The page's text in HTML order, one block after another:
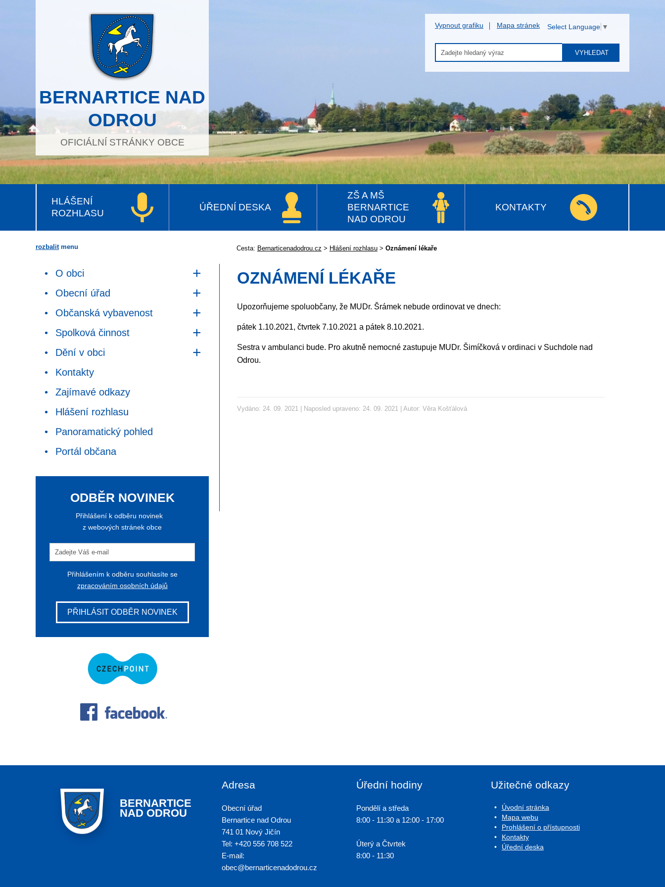
BERNARTICE NAD
ODROU
OFICIÁLNÍ STRÁNKY OBCE
Vypnout grafiku Mapa stránek Select Language ▼
VYHLEDAT
HLÁŠENÍ
ROZHLASU
ÚŘEDNÍ DESKA
ZŠ A MŠ
BERNARTICE
NAD ODROU
KONTAKTY
Cesta: Bernarticenadodrou.cz > Hlášení rozhlasu> Oznámení lékaře
OZNÁMENÍ LÉKAŘE
Upozorňujeme spoluobčany, že MUDr. Šrámek nebude ordinovat ve dnech:
pátek 1.10.2021, čtvrtek 7.10.2021 a pátek 8.10.2021.
Sestra v ambulanci bude. Pro akutně nemocné zastupuje MUDr. Šimíčková v ordinaci v Suchdole nad
Odrou.
Vydáno: 24. 09. 2021 | Naposled upraveno: 24. 09. 2021 | Autor: Věra Košťálová
rozbalitmenu
O obci
Obecní úřad
Občanská vybavenost
Spolková činnost
Dění v obci
Kontakty
Zajímavé odkazy
Hlášení rozhlasu
Panoramatický pohled
Portál občana
ODBĚR NOVINEK
Přihlášení k odběru novinek
z webových stránek obce
Přihlášením k odběru souhlasíte se
zpracováním osobních údajů
PŘIHLÁSIT ODBĚR NOVINEK
BERNARTICE
NAD ODROU
Adresa
Obecní úřad
Bernartice nad Odrou
741 01 Nový Jičín
Tel: +420 556 708 522
E-mail:
obec@bernarticenadodrou.cz
Úřední hodiny
Pondělí a středa
8:00 - 11:30 a 12:00 - 17:00
Úterý a Čtvrtek
8:00 - 11:30
Užitečné odkazy
Úvodní stránka
Mapa webu
Prohlášení o přístupnosti
Kontakty
Úřední deska